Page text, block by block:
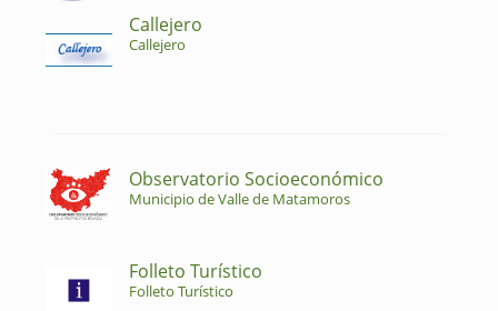
Callejero
Callejero
Observatorio Socioeconómico
Municipio de Valle de Matamoros
Folleto Turístico
Folleto Turístico